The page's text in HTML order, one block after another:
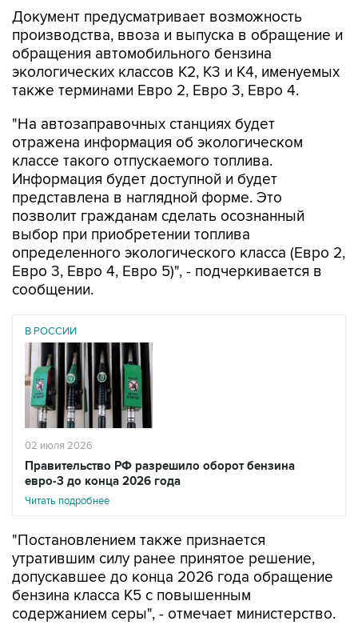
Документ предусматривает возможность
производства, ввоза и выпуска в обращение и
обращения автомобильного бензина
экологических классов К2, К3 и К4, именуемых
также терминами Евро 2, Евро 3, Евро 4.
"На автозаправочных станциях будет
отражена информация об экологическом
классе такого отпускаемого топлива.
Информация будет доступной и будет
представлена в наглядной форме. Это
позволит гражданам сделать осознанный
выбор при приобретении топлива
определенного экологического класса (Евро 2,
Евро 3, Евро 4, Евро 5)", - подчеркивается в
сообщении.
В РОССИИ
02 июля 2026
Правительство РФ разрешило оборот бензина
евро-3 до конца 2026 года
Читать подробнее
"Постановлением также признается
утратившим силу ранее принятое решение,
допускавшее до конца 2026 года обращение
бензина класса К5 с повышенным
содержанием серы", - отмечает министерство.